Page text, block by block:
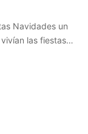
Navidades un
las fiestas…